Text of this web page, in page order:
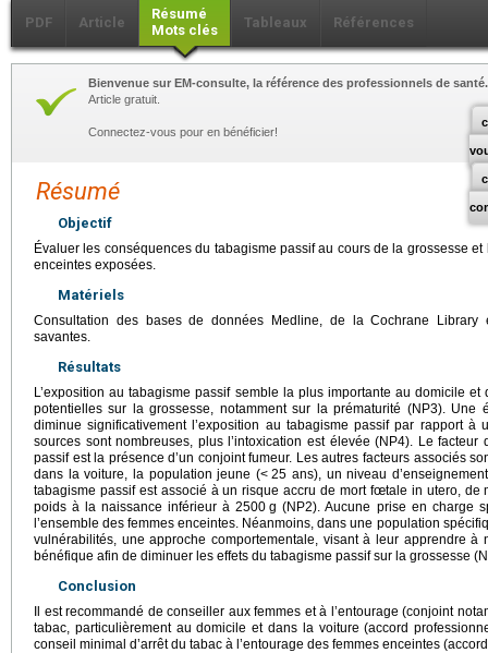
PDF Article
Résumé
Mots clés
Tableaux Références
Bienvenue sur EM-consulte, la référence des professionnels de santé.
Article gratuit.
Connectez-vous pour en bénéficier!
Résumé
Objectif
Évaluer les conséquences du tabagisme passif au cours de la grossesse
enceintes exposées.
Matériels
Consultation des bases de données Medline, de la Cochrane Library
savantes.
Résultats
L’exposition au tabagisme passif semble la plus importante au domicile
potentielles sur la grossesse, notamment sur la prématurité (NP3). Une
diminue significativement l’exposition au tabagisme passif par rapport à
sources sont nombreuses, plus l’intoxication est élevée (NP4). Le
passif est la présence d’un conjoint fumeur. Les autres facteurs associés
dans la voiture, la population jeune (< 25 ans), un niveau
tabagisme passif est associé à un risque accru de mort fœtale in utero, de
poids à la naissance inférieur à 2500 g (NP2). Aucune prise en charge
l’ensemble des femmes enceintes. Néanmoins, dans une population
vulnérabilités, une approche comportementale, visant à leur apprendre à
bénéfique afin de diminuer les effets du tabagisme passif sur la grossesse
Conclusion
Il est recommandé de conseiller aux femmes et à l’entourage (conjoint
tabac, particulièrement au domicile et dans la voiture (accord
conseil minimal d’arrêt du tabac à l’entourage des femmes enceintes